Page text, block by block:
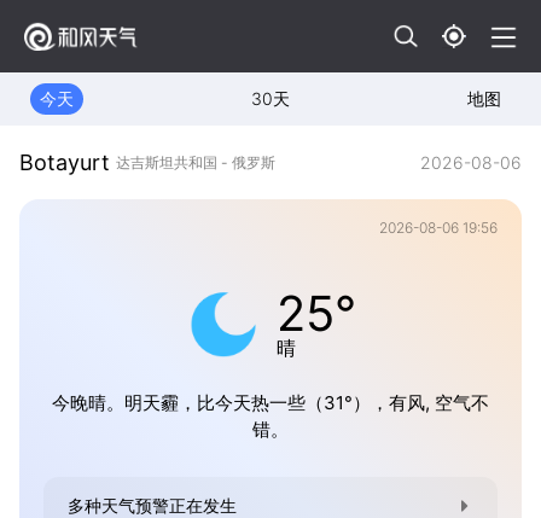
今天 30天 地图
Botayurt 达吉斯坦共和国 - 俄罗斯 2026-08-06
2026-08-06 19:56
25°
晴
今晚晴。明天霾，比今天热一些（31°），有风, 空气不
错。
多种天气预警正在发生